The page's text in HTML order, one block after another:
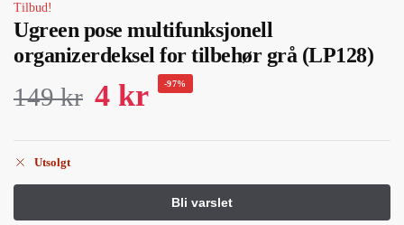
Tilbud!
Ugreen pose multifunksjonell
organizerdeksel for tilbehør grå (LP128)
149kr 4 kr -97%
Utsolgt